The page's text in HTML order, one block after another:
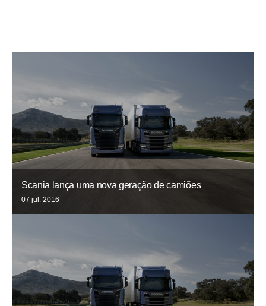
Scania lança uma nova geração de camiões
07 jul. 2016